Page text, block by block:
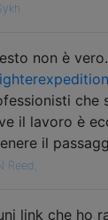
non è
che
il lavoro è
il
Reed,
link che ho